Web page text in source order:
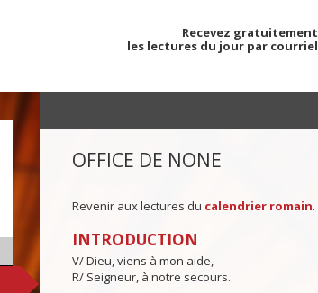
Recevez gratuitement
les lectures du jour par courriel
OFFICE DE NONE
Revenir aux lectures du calendrier romain.
INTRODUCTION
V/ Dieu, viens à mon aide,
R/ Seigneur, à notre secours.